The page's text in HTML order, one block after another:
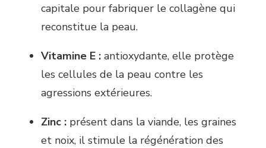
capitale pour fabriquer le collagène qui
reconstitue la peau.
Vitamine E : antioxydante, elle protège
les cellules de la peau contre les
agressions extérieures.
Zinc : présent dans la viande, les graines
et noix, il stimule la régénération des